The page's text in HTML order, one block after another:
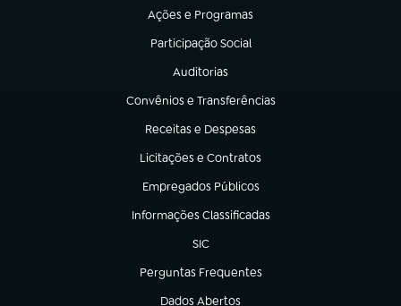
Ações e Programas
(abre em nova aba)
Participação Social
(abre em nova aba)
Auditorias
(abre em nova aba)
Convênios e Transferências
(abre em nova aba)
Receitas e Despesas
(abre em nova aba)
Licitações e Contratos
(abre em nova aba)
Empregados Públicos
(abre em nova aba)
Informações Classificadas
(abre em nova aba)
SIC
(abre em nova aba)
Perguntas Frequentes
(abre em nova aba)
Dados Abertos